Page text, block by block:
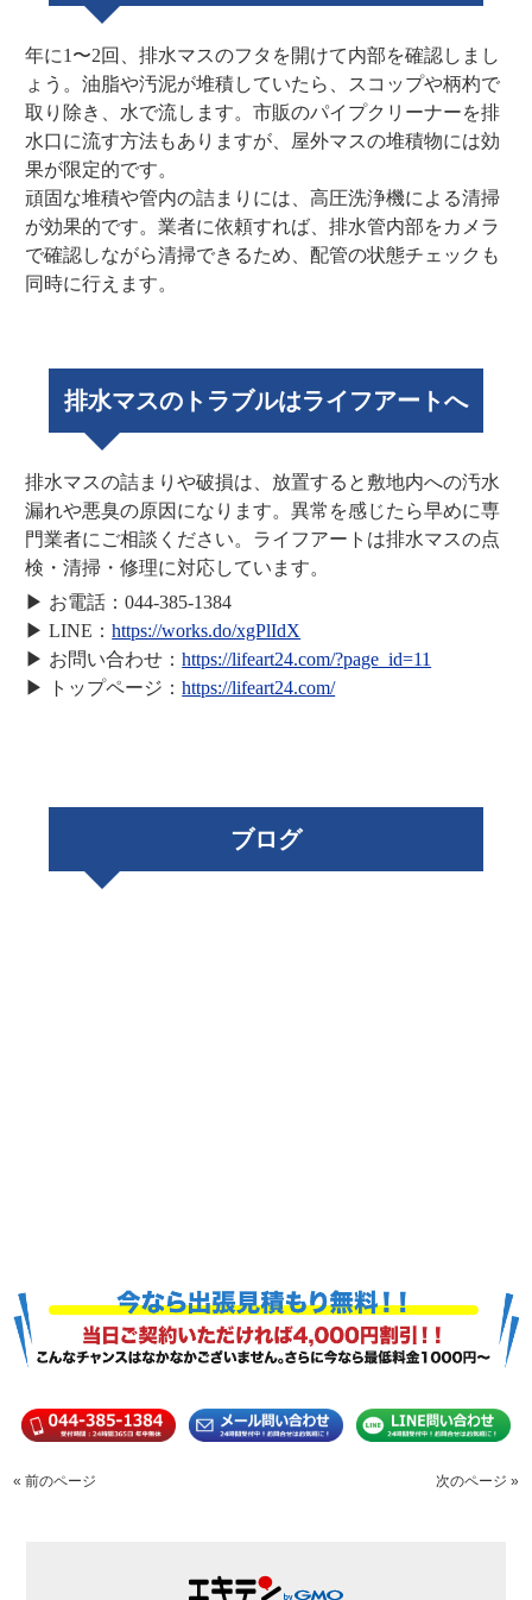
年に1〜2回、排水マスのフタを開けて内部を確認しまし
ょう。油脂や汚泥が堆積していたら、スコップや柄杓で
取り除き、水で流します。市販のパイプクリーナーを排
水口に流す方法もありますが、屋外マスの堆積物には効
果が限定的です。
頑固な堆積や管内の詰まりには、高圧洗浄機による清掃
が効果的です。業者に依頼すれば、排水管内部をカメラ
で確認しながら清掃できるため、配管の状態チェックも
同時に行えます。
排水マスのトラブルはライフアートへ
排水マスの詰まりや破損は、放置すると敷地内への汚水
漏れや悪臭の原因になります。異常を感じたら早めに専
門業者にご相談ください。ライフアートは排水マスの点
検・清掃・修理に対応しています。
▶ お電話：044-385-1384
▶ LINE：https://works.do/xgPlIdX
▶ お問い合わせ：https://lifeart24.com/?page_id=11
▶ トップページ：https://lifeart24.com/
ブログ
« 前のページ 次のページ »